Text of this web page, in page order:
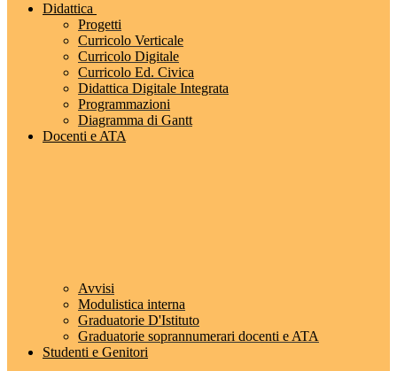
Didattica
Progetti
Curricolo Verticale
Curricolo Digitale
Curricolo Ed. Civica
Didattica Digitale Integrata
Programmazioni
Diagramma di Gantt
Docenti e ATA
Avvisi
Modulistica interna
Graduatorie D'Istituto
Graduatorie soprannumerari docenti e ATA
Studenti e Genitori